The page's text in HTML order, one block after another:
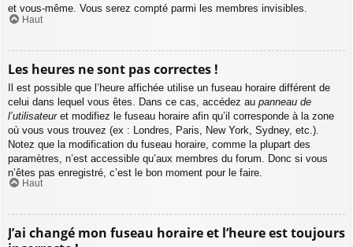
et vous-même. Vous serez compté parmi les membres invisibles.
Haut
Les heures ne sont pas correctes !
Il est possible que l’heure affichée utilise un fuseau horaire différent de
celui dans lequel vous êtes. Dans ce cas, accédez au panneau de
l’utilisateuret modifiez le fuseau horaire afin qu’il corresponde à la zone
où vous vous trouvez (ex : Londres, Paris, New York, Sydney, etc.).
Notez que la modification du fuseau horaire, comme la plupart des
paramètres, n’est accessible qu’aux membres du forum. Donc si vous
n’êtes pas enregistré, c’est le bon moment pour le faire.
Haut
J’ai changé mon fuseau horaire et l’heure est toujours